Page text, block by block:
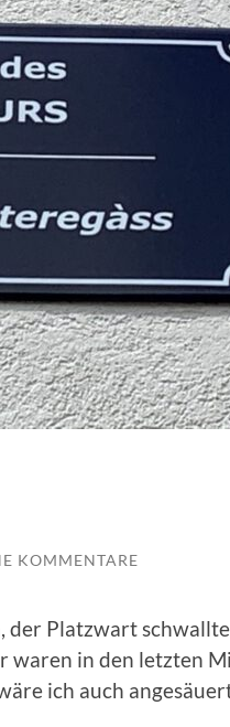
KOMMENTARE
Platzwart
waren in den letzten
ich auch